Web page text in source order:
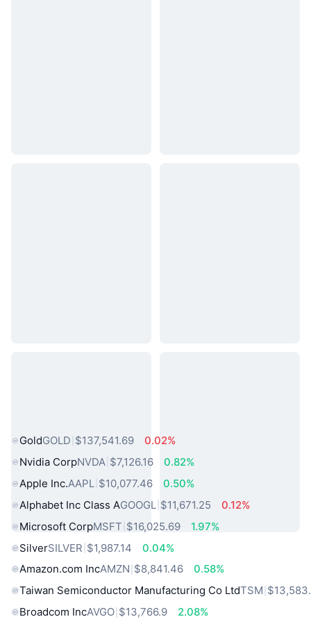
GoldGOLD $137,541.69
0.02%
Nvidia CorpNVDA $7,126.16
0.82%
Apple Inc.AAPL $10,077.46
0.50%
Alphabet Inc Class AGOOGL $11,671.25
0.12%
Microsoft CorpMSFT $16,025.69
1.97%
SilverSILVER $1,987.14
0.04%
Amazon.com IncAMZN $8,841.46
0.58%
Taiwan Semiconductor Manufacturing Co LtdTSM
Broadcom IncAVGO $13,766.9
2.08%